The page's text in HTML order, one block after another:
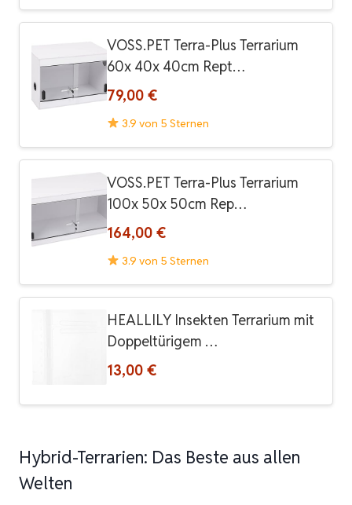
VOSS.PET Terra-Plus Terrarium
60x 40x 40cm Rept…
79,00 €
3.9 von 5 Sternen
VOSS.PET Terra-Plus Terrarium
100x 50x 50cm Rep…
164,00 €
3.9 von 5 Sternen
HEALLILY Insekten Terrarium mit
Doppeltürigem …
13,00 €
Hybrid-Terrarien: Das Beste aus allen
Welten